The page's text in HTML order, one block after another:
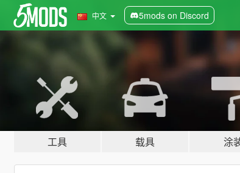
中文 5mods on Discord
工具 载具 涂